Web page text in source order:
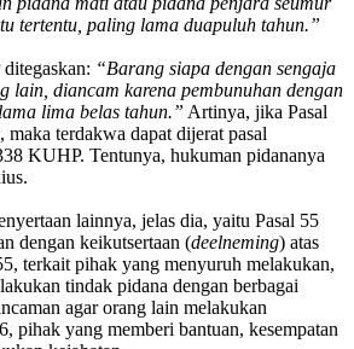
tertentu, paling lama duapuluh tahun.”
“Barang siapa dengan sengaja
lain, diancam karena pembunuhan dengan
lima belas tahun.” Artinya, jika Pasal
terdakwa dapat dijerat pasal
KUHP. Tentunya, hukuman pidananya
lainnya, jelas dia, yaitu Pasal 55
dengan keikutsertaan (deelneming) atas
terkait pihak yang menyuruh melakukan,
tindak pidana dengan berbagai
agar orang lain melakukan
pihak yang memberi bantuan, kesempatan